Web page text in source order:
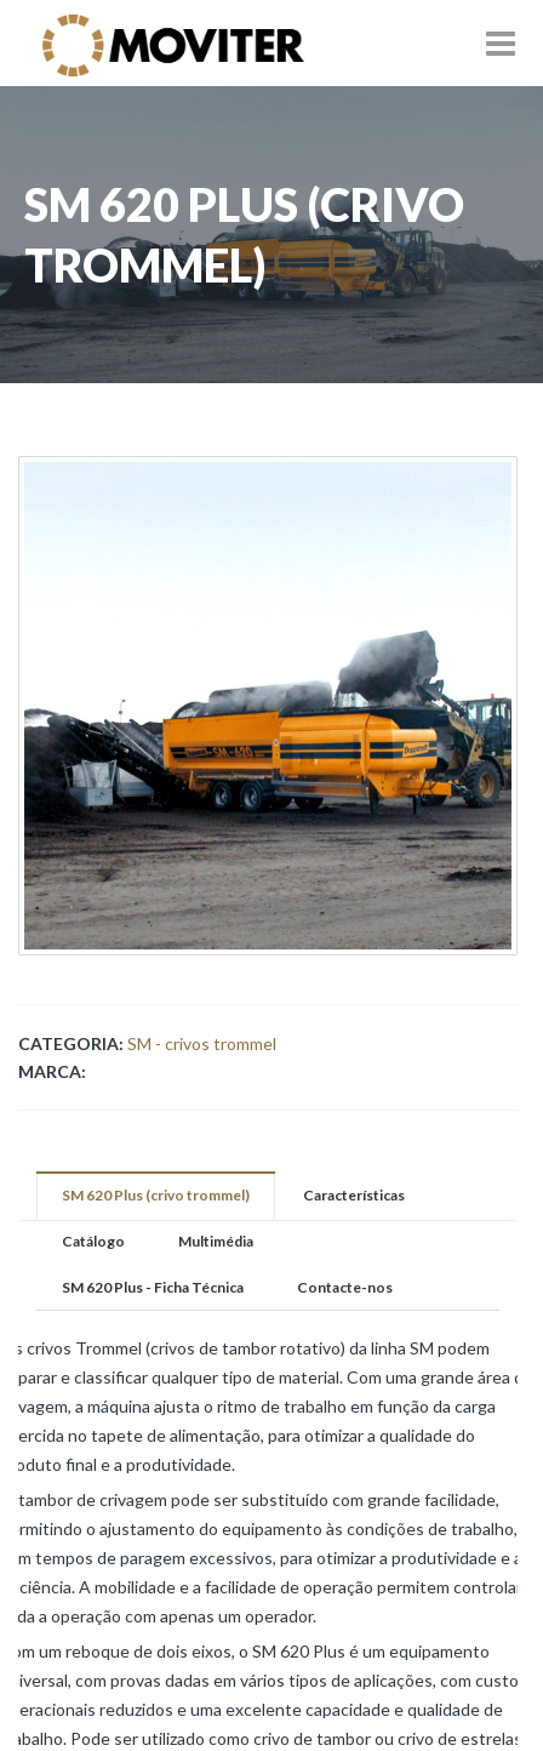
SM 620 PLUS (CRIVO
TROMMEL)
CATEGORIA: SM - crivos trommel
MARCA:
SM 620 Plus (crivo trommel) Características
Catálogo Multimédia
SM 620 Plus - Ficha Técnica Contacte-nos
Os crivos Trommel (crivos de tambor rotativo) da linha SM podem
separar e classificar qualquer tipo de material. Com uma grande área de
crivagem, a máquina ajusta o ritmo de trabalho em função da carga
exercida no tapete de alimentação, para otimizar a qualidade do
produto final e a produtividade.
O tambor de crivagem pode ser substituído com grande facilidade,
permitindo o ajustamento do equipamento às condições de trabalho,
sem tempos de paragem excessivos, para otimizar a produtividade e a
eficiência. A mobilidade e a facilidade de operação permitem controlar
toda a operação com apenas um operador.
Com um reboque de dois eixos, o SM 620 Plus é um equipamento
universal, com provas dadas em vários tipos de aplicações, com custos
operacionais reduzidos e uma excelente capacidade e qualidade de
trabalho. Pode ser utilizado como crivo de tambor ou crivo de estrelas.